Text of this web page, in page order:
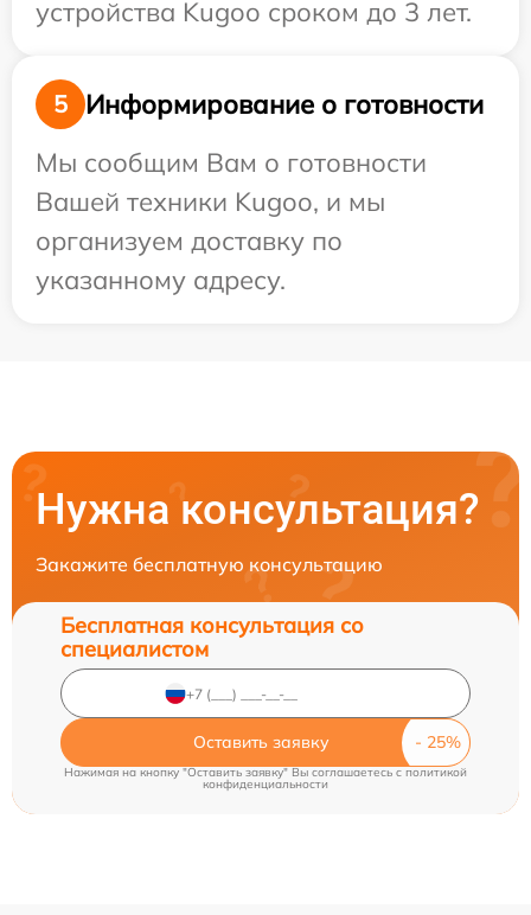
устройства Kugoo сроком до 3 лет.
5
Информирование о готовности
Мы сообщим Вам о готовности
Вашей техники Kugoo, и мы
организуем доставку по
указанному адресу.
Нужна консультация?
Закажите бесплатную консультацию
Бесплатная консультация со
специалистом
Оставить заявку
Нажимая на кнопку "Оставить заявку" Вы соглашаетесь c политикой
конфиденциальности